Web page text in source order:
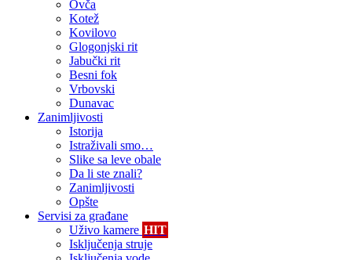
Ovča
Kotež
Kovilovo
Glogonjski rit
Jabučki rit
Besni fok
Vrbovski
Dunavac
Zanimljivosti
Istorija
Istraživali smo…
Slike sa leve obale
Da li ste znali?
Zanimljivosti
Opšte
Servisi za građane
Uživo kamere HIT
Isključenja struje